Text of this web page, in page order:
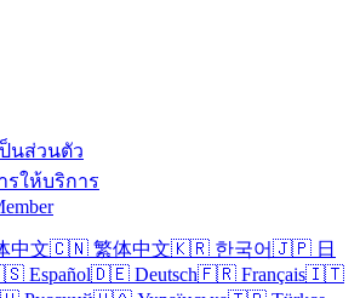
นส่วนตัว
ให้บริการ
文🇨🇳 繁体中文🇰🇷 한국어🇯🇵 日
Español🇩🇪 Deutsch🇫🇷 Français🇮🇹